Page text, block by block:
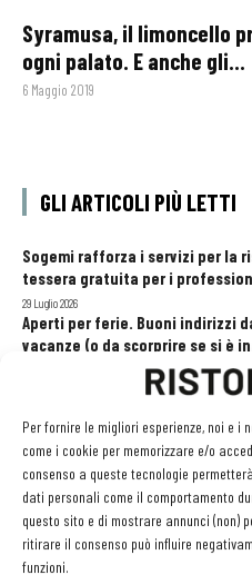
Per fornire le migliori esperienze, noi e i
come i cookie per memorizzare e/o
consenso a queste tecnologie
dati personali come il comportamento
questo sito e di mostrare annunci (non)
ritirare il consenso può influire
funzioni.
Syramusa, il limoncello
ogni palato. E anche gli...
6 Maggio 2019
GLI ARTICOLI PIÙ LETTI
Sogemi rafforza i servizi per la
tessera gratuita per i
29 Luglio 2026
Aperti per ferie. Buoni indirizzi
vacanze (o da scorprire se si è
Recensioni online, Fipe e le
modifiche alle Linee Guida
20 Luglio 2026
EDICOLA WEB